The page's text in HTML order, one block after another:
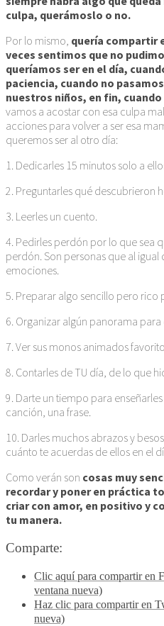
culpa, querámoslo o no.
Por lo mismo, quería compartir
veces sentimos que no
queríamos ser en el día,
paciencia, cuando no
nuestros niños, en fin,
vamos a acostar con esa culpa
acciones para volver a ser esa
queremos ser al otro día:
1. Dedicarles 15 minutos solo a
2. Preguntarles qué descubrieron
3. Leerles un cuento.
4. Pedirles perdón por lo que sea
perdón. Son personas que al igual
emociones.
5. Preparar algo sencillo pero rico
6. Organizar algún panorama para
7. Ver sus monos animados
8. Contarles de TU día, de lo que
9. Darte un tiempo para
canción, una frase.
10. Darles muchos abrazos y
cuánto te acuerdas de ellos en el
Como verán son cosas muy
recordar y poner en práctica
criar con amor, en positivo y
tu manera.
Comparte:
Clic aquí para compartir en
ventana nueva)
Haz clic para compartir en
nueva)